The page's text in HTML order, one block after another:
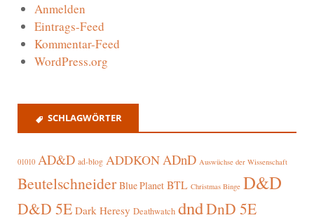
Anmelden
Eintrags-Feed
Kommentar-Feed
WordPress.org
SCHLAGWÖRTER
01010 AD&D ad-blog ADDKON ADnD Auswüchse der Wissenschaft
Beutelschneider Blue Planet BTL Christmas Binge D&D
D&D 5E Dark Heresy Deathwatch dndDnD 5E